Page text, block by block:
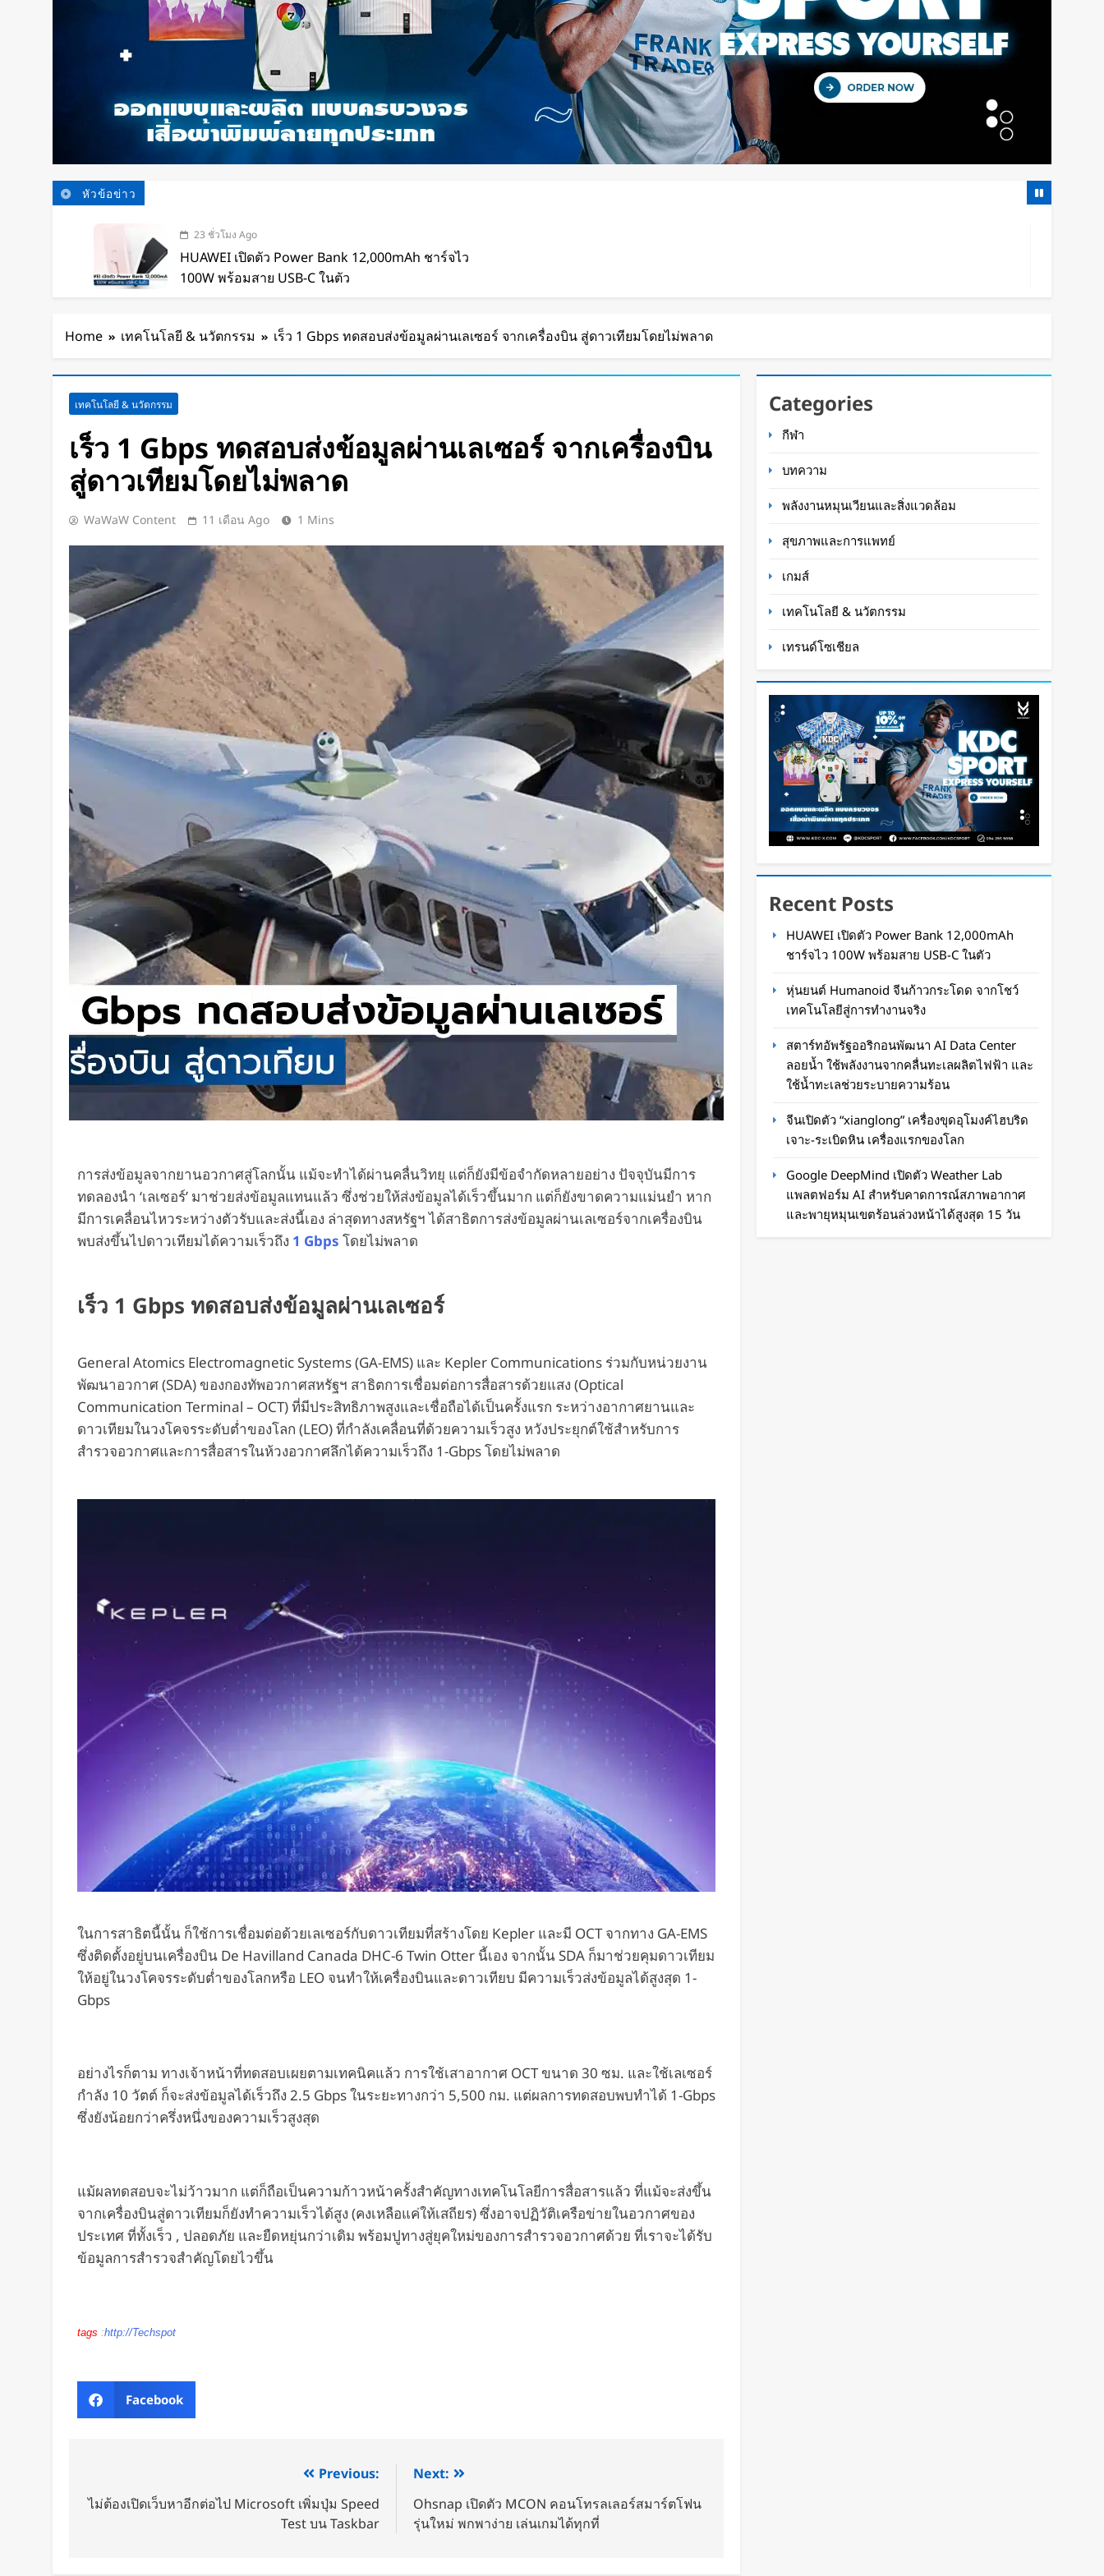
หัวข้อข่าว
23 ชั่วโมง Ago
HUAWEI เปิดตัว Power Bank 12,000mAh ชาร์จไว
100W พร้อมสาย USB-C ในตัว
เทคโนโลยีสู่การทำงานจริง
จีนเปิดตัว “xianglong” เครื่องขุดอุโมงค์ไฮบริด เจาะ-
ระเบิดหิน เครื่องแรกของโลก
Google DeepMind เปิดตัว Weather Lab
พายุหมุนเขตร้อนล่วงหน้าได้สูงสุด 15 วัน
2 วัน Ago
ChatGPT ทะลุ 1 พันล้านผู้ใช้ต่อสัปดาห์ เร็วที่สุดใน
โลก AI
2 วัน Ago
Xiaomi เปิดตัว SUV พร้อมพื้นที่นอนชั้นบน รองรับผู้
โดยสารได้ 7 ที่นั่ง
2 วัน Ago
นักวิจัย NUS CDE พัฒนา “ผิวอิเล็กทรอนิกส์” ที่รับรู้
การสัมผัสและซ่อมแซมตัวเองใต้น้ำได้
2 วัน Ago
K-18M โดรนรบฝีมือคนไทย ทดสอบบินสำเร็จครั้งแรก
3 วัน Ago
BlaBlaCar เปิดให้บริการในไทย แพลตฟอร์มคาร์พูล
ระหว่างเมือง ช่วยหารค่าน้ำมันและค่าทางด่วน
Home เทคโนโลยี & นวัตกรรม เร็ว 1 Gbps ทดสอบส่งข้อมูลผ่านเลเซอร์ จากเครื่องบิน สู่ดาวเทียมโดยไม่พลาด
เทคโนโลยี & นวัตกรรม
เร็ว 1 Gbps ทดสอบส่งข้อมูลผ่านเลเซอร์ จากเครื่องบิน
สู่ดาวเทียมโดยไม่พลาด
WaWaW Content 11 เดือน Ago 1 Mins
การส่งข้อมูลจากยานอวกาศสู่โลกนั้น แม้จะทำได้ผ่านคลื่นวิทยุ แต่ก็ยังมีข้อจำกัดหลายอย่าง ปัจจุบันมีการ
ทดลองนำ ‘เลเซอร์’ มาช่วยส่งข้อมูลแทนแล้ว ซึ่งช่วยให้ส่งข้อมูลได้เร็วขึ้นมาก แต่ก็ยังขาดความแม่นยำ หาก
มีการเคลื่อนไหวระหว่างตัวรับและส่งนี้เอง ล่าสุดทางสหรัฐฯ ได้สาธิตการส่งข้อมูลผ่านเลเซอร์จากเครื่องบิน
พบส่งขึ้นไปดาวเทียมได้ความเร็วถึง 1 Gbps โดยไม่พลาด
เร็ว 1 Gbps ทดสอบส่งข้อมูลผ่านเลเซอร์
General Atomics Electromagnetic Systems (GA-EMS) และ Kepler Communications ร่วมกับหน่วยงาน
พัฒนาอวกาศ (SDA) ของกองทัพอวกาศสหรัฐฯ สาธิตการเชื่อมต่อการสื่อสารด้วยแสง (Optical
Communication Terminal – OCT) ที่มีประสิทธิภาพสูงและเชื่อถือได้เป็นครั้งแรก ระหว่างอากาศยานและ
ดาวเทียมในวงโคจรระดับต่ำของโลก (LEO) ที่กำลังเคลื่อนที่ด้วยความเร็วสูง หวังประยุกต์ใช้สำหรับการ
สำรวจอวกาศและการสื่อสารในห้วงอวกาศลึกได้ความเร็วถึง 1-Gbps โดยไม่พลาด
ในการสาธิตนี้นั้น ก็ใช้การเชื่อมต่อด้วยเลเซอร์กับดาวเทียมที่สร้างโดย Kepler และมี OCT จากทาง GA-EMS
ซึ่งติดตั้งอยู่บนเครื่องบิน De Havilland Canada DHC-6 Twin Otter นี้เอง จากนั้น SDA ก็มาช่วยคุมดาวเทียม
ให้อยู่ในวงโคจรระดับต่ำของโลกหรือ LEO จนทำให้เครื่องบินและดาวเทียบ มีความเร็วส่งข้อมูลได้สูงสุด 1-
Gbps
อย่างไรก็ตาม ทางเจ้าหน้าที่ทดสอบเผยตามเทคนิคแล้ว การใช้เสาอากาศ OCT ขนาด 30 ซม. และใช้เลเซอร์
กำลัง 10 วัตต์ ก็จะส่งข้อมูลได้เร็วถึง 2.5 Gbps ในระยะทางกว่า 5,500 กม. แต่ผลการทดสอบพบทำได้ 1-Gbps
ซึ่งยังน้อยกว่าครึ่งหนึ่งของความเร็วสูงสุด
แม้ผลทดสอบจะไม่ว้าวมาก แต่ก็ถือเป็นความก้าวหน้าครั้งสำคัญทางเทคโนโลยีการสื่อสารแล้ว ที่แม้จะส่งขึ้น
จากเครื่องบินสู่ดาวเทียมก็ยังทำความเร็วได้สูง (คงเหลือแค่ให้เสถียร) ซึ่งอาจปฏิวัติเครือข่ายในอวกาศของ
ประเทศ ที่ทั้งเร็ว , ปลอดภัย และยืดหยุ่นกว่าเดิม พร้อมปูทางสู่ยุคใหม่ของการสำรวจอวกาศด้วย ที่เราจะได้รับ
ข้อมูลการสำรวจสำคัญโดยไวขึ้น
tags :http://Techspot
Facebook
Previous:
ไม่ต้องเปิดเว็บหาอีกต่อไป Microsoft เพิ่มปุ่ม Speed
Test บน Taskbar
Next:
Ohsnap เปิดตัว MCON คอนโทรลเลอร์สมาร์ตโฟน
รุ่นใหม่ พกพาง่าย เล่นเกมได้ทุกที่
Categories
กีฬา
บทความ
พลังงานหมุนเวียนและสิ่งแวดล้อม
สุขภาพและการแพทย์
เกมส์
เทคโนโลยี & นวัตกรรม
เทรนด์โซเชียล
Recent Posts
HUAWEI เปิดตัว Power Bank 12,000mAh
ชาร์จไว 100W พร้อมสาย USB-C ในตัว
หุ่นยนต์ Humanoid จีนก้าวกระโดด จากโชว์
เทคโนโลยีสู่การทำงานจริง
สตาร์ทอัพรัฐออริกอนพัฒนา AI Data Center
ลอยน้ำ ใช้พลังงานจากคลื่นทะเลผลิตไฟฟ้า และ
ใช้น้ำทะเลช่วยระบายความร้อน
จีนเปิดตัว “xianglong” เครื่องขุดอุโมงค์ไฮบริด
เจาะ-ระเบิดหิน เครื่องแรกของโลก
Google DeepMind เปิดตัว Weather Lab
แพลตฟอร์ม AI สำหรับคาดการณ์สภาพอากาศ
และพายุหมุนเขตร้อนล่วงหน้าได้สูงสุด 15 วัน